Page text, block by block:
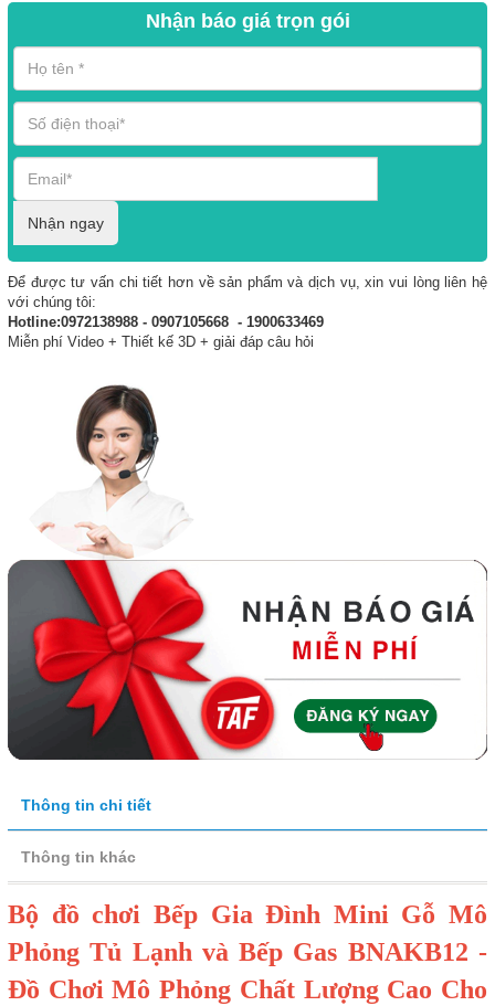
Nhận báo giá trọn gói
Nhận ngay
Để được tư vấn chi tiết hơn về sản phẩm và dịch vụ, xin vui lòng liên hệ
với chúng tôi:
Hotline:0972138988 - 0907105668 - 1900633469
Miễn phí Video + Thiết kế 3D + giải đáp câu hỏi
Thông tin chi tiết
Thông tin khác
Bộ đồ chơi Bếp Gia Đình Mini Gỗ Mô
Phỏng Tủ Lạnh và Bếp Gas BNAKB12 -
Đồ Chơi Mô Phỏng Chất Lượng Cao Cho